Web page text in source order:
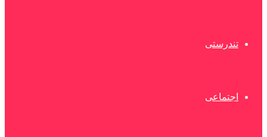
تندرستی
اجتماعی